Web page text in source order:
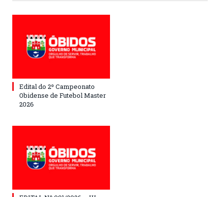
Edital do 2º Campeonato
Obidense de Futebol Master
2026